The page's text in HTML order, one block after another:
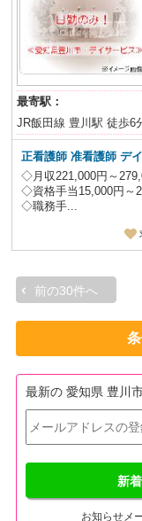
最寄駅：
JR飯田線 豊川駅 徒歩6
正看護師 准看護師 デ
◇月収221,000円～
◇資格手当15,000円～
◇職務手...
前の30件へ
最新の 愛知県 豊川
新
お知らせメ